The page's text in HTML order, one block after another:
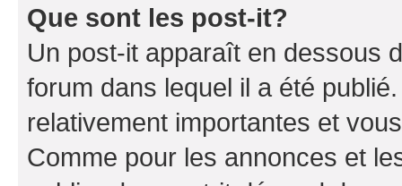
Que sont les post-it?
Un post-it apparaît en dessous
forum dans lequel il a été
relativement importantes et
Comme pour les annonces et